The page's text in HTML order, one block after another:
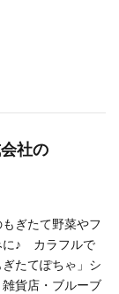
社の
ぎたて野菜やフ
に♪ カラフルで
たてぽちゃ」シ
貨店・ブルーブ